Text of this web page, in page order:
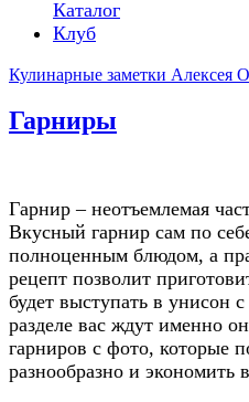
Каталог
Клуб
Кулинарные заметки Алексея
Гарниры
Гарнир – неотъемлемая
Вкусный гарнир сам по
полноценным блюдом, а
рецепт позволит
будет выступать в унисон
разделе вас ждут именно
гарниров с фото, которые
разнообразно и экономить